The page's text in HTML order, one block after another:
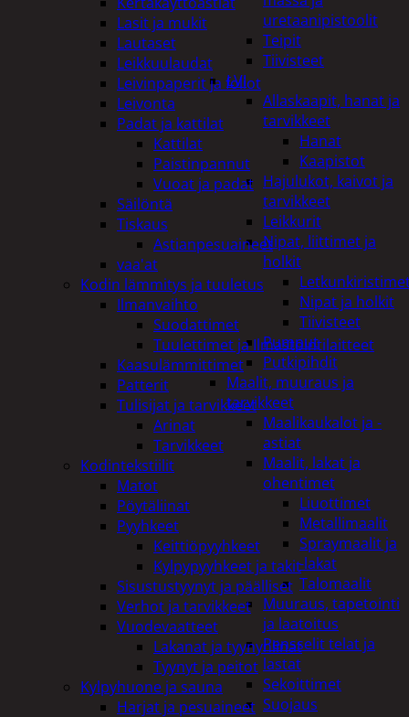
uretaanipistoolit
Teipit
Tiivisteet
LVI
Allaskaapit, hanat ja
tarvikkeet
Hanat
Kaapistot
Hajulukot, kaivot ja
tarvikkeet
Leikkurit
Nipat, liittimet ja
holkit
Nipat ja holkit
Tiivisteet
Pumput
Putkipihdit
Maalit, muuraus ja
tarvikkeet
Maalikaukalot ja -
astiat
Maalit, lakat ja
ohentimet
Liuottimet
Metallimaalit
Spraymaalit ja
-lakat
Talomaalit
Muuraus, tapetointi
ja laatoitus
Pensselit telat ja
lastat
Sekoittimet
Suojaus
Lasit ja mukit
Lautaset
Leikkuulaudat
Leivinpaperit ja foliot
Leivonta
Padat ja kattilat
Kattilat
Paistinpannut
Vuoat ja padat
Säilöntä
Tiskaus
Astianpesuaineet
vaa'at
Kodin lämmitys ja tuuletus
Ilmanvaihto
Suodattimet
Tuulettimet ja Ilmastointilaitteet
Kaasulämmittimet
Patterit
Tulisijat ja tarvikkeet
Arinat
Tarvikkeet
Kodintekstiilit
Matot
Pöytäliinat
Pyyhkeet
Keittiöpyyhkeet
Kylpypyyhkeet ja takit
Sisustustyynyt ja päälliset
Verhot ja tarvikkeet
Vuodevaatteet
Lakanat ja tyynynlinat
Tyynyt ja peitot
Kylpyhuone ja sauna
Harjat ja pesuaineet